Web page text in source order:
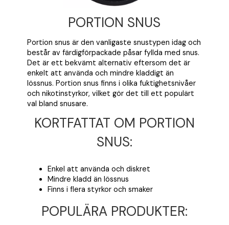
PORTION SNUS
Portion snus är den vanligaste snustypen idag och
består av färdigförpackade påsar fyllda med snus.
Det är ett bekvämt alternativ eftersom det är
enkelt att använda och mindre kladdigt än
lössnus. Portion snus finns i olika fuktighetsnivåer
och nikotinstyrkor, vilket gör det till ett populärt
val bland snusare.
KORTFATTAT OM PORTION
SNUS:
Enkel att använda och diskret
Mindre kladd än lössnus
Finns i flera styrkor och smaker
POPULÄRA PRODUKTER: